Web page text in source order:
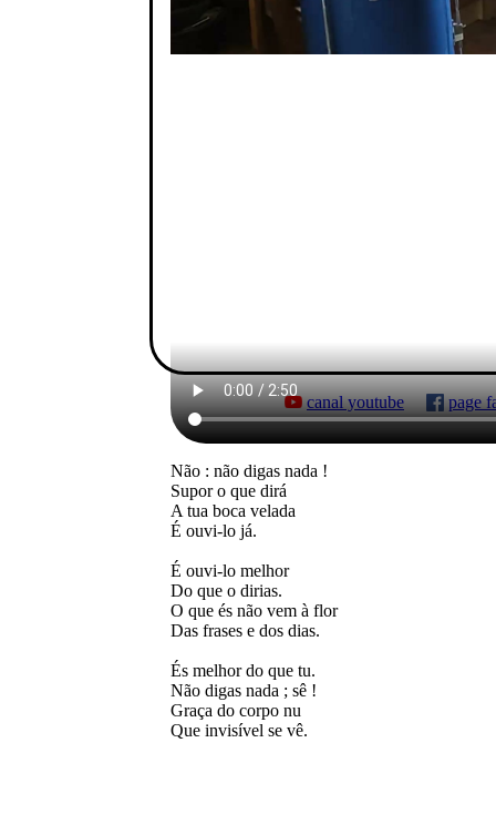
Não : não digas nada !
Supor o que dirá
A tua boca velada
É ouvi-lo já.
É ouvi-lo melhor
Do que o dirias.
O que és não vem à flor
Das frases e dos dias.
És melhor do que tu.
Não digas nada ; sê !
Graça do corpo nu
Que invisível se vê.
canal youtube page